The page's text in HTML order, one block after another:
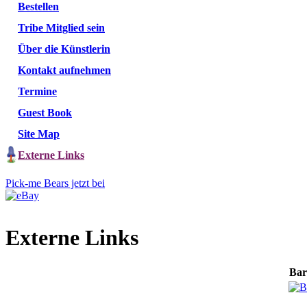
Bestellen
Tribe Mitglied sein
Über die Künstlerin
Kontakt aufnehmen
Termine
Guest Book
Site Map
Externe Links
Pick-me Bears jetzt bei
Externe Links